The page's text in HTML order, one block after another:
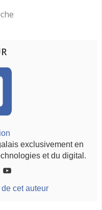
exclusivement en
et du digital.
cet auteur